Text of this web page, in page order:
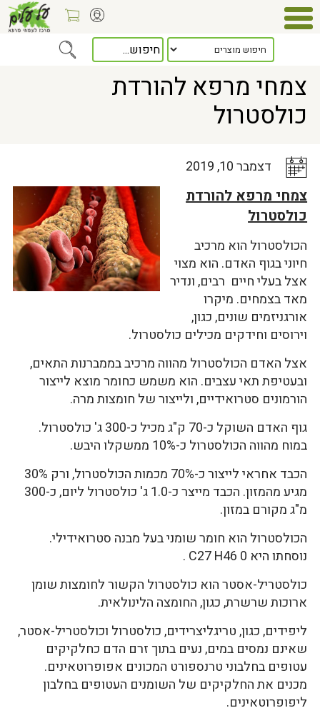
כלל המאמרים> צמחי מרפא להורדת כולסטרול
צמחי מרפא להורדת
כולסטרול
דצמבר 10, 2019
צמחי מרפא להורדת
כולסטרול
הכולסטרול הוא מרכיב
חיוני בגוף האדם. הוא מצוי
אצל בעלי חיים רבים, ונדיר
מאד בצמחים. מיקרו
אורגניזמים שונים, כגון,
וירוסים וחידקים מכילים כולסטרול.
אצל האדם הכולסטרול מהווה מרכיב בממברנות התאים,
ובעטיפת תאי עצבים. הוא משמש כחומר מוצא לייצור
הורמונים סטרואידיים, ולייצור של חומצות מרה.
גוף האדם השוקל כ-70 ק"ג מכיל כ-300 ג' כולסטרול.
במוח מהווה הכולסטרול כ-10% ממשקלו היבש.
הכבד אחראי לייצור כ-70% מכמות הכולסטרול, ורק 30%
מגיע מהמזון. הכבד מייצר כ-1.0 ג' כולסטרול ליום, כ-300
מ"ג מקורם במזון.
הכולסטרול הוא חומר שומני בעל מבנה סטרואידילי.
נוסחתו היא C27 H46 0 .
כולסטריל-אסטר הוא כולסטרול הקשור לחומצות שומן
ארוכות שרשרת, כגון, החומצה הלינולאית.
ליפידים, כגון, טריגליצרידים, כולסטרול וכולסטריל-אסטר,
שאינם נמסים במים, נעים בתוך זרם הדם כחלקיקים
עטופים בחלבוני טרנספורט המכונים אפופרוטאינים.
מכנים את החלקיקים של השומנים העטופים בחלבון
ליפופרוטאינים.